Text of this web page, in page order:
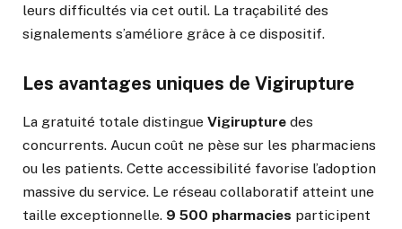
leurs difficultés via cet outil. La traçabilité des
signalements s’améliore grâce à ce dispositif.
Les avantages uniques de Vigirupture
La gratuité totale distingue Vigirupture des
concurrents. Aucun coût ne pèse sur les pharmaciens
ou les patients. Cette accessibilité favorise l’adoption
massive du service. Le réseau collaboratif atteint une
taille exceptionnelle. 9 500 pharmacies participent